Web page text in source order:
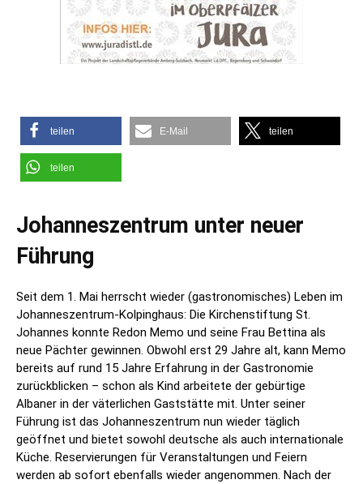
teilen E-Mail teilen
teilen
Johanneszentrum unter neuer
Führung
Seit dem 1. Mai herrscht wieder (gastronomisches) Leben im
Johanneszentrum-Kolpinghaus: Die Kirchenstiftung St.
Johannes konnte Redon Memo und seine Frau Bettina als
neue Pächter gewinnen. Obwohl erst 29 Jahre alt, kann Memo
bereits auf rund 15 Jahre Erfahrung in der Gastronomie
zurückblicken – schon als Kind arbeitete der gebürtige
Albaner in der väterlichen Gaststätte mit. Unter seiner
Führung ist das Johanneszentrum nun wieder täglich
geöffnet und bietet sowohl deutsche als auch internationale
Küche. Reservierungen für Veranstaltungen und Feiern
werden ab sofort ebenfalls wieder angenommen. Nach der